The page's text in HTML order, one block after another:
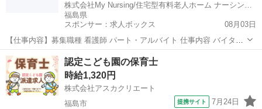
株式会社My Nursing/住宅型有料老人ホーム ナーシングホーム悠ライフ 福島
福島県
スポンサー：求人ボックス
08月03日
【仕事内容】募集職種 看護師 パート・アルバイト 仕事内容 バイタル
チェック、健康管理、服薬・投薬管理 給与・手当 <給与> 時給1,714円
<給与の備考> その他 1勤務:30,000円 <手当> 交通費支給:実費(上限あ
り)...
アルバイト・パート
認定こども園の保育士
時給1,320円
株式会社アスカクリエート
福島市
提携サイト 7月24日